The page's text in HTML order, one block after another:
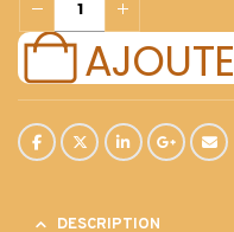
DESCRIPTION